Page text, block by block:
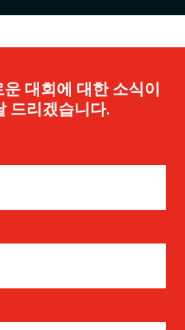
대회에 대한 소식이
드리겠습니다.